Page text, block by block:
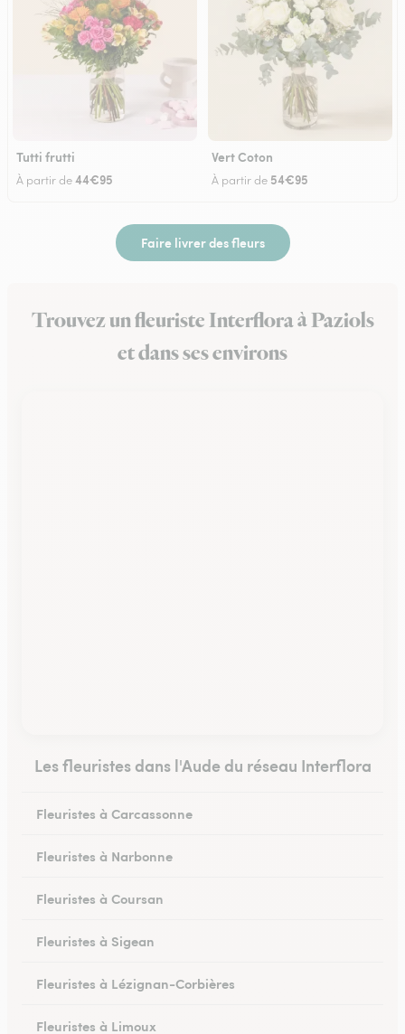
Tutti frutti
À partir de44€95
Vert Coton
À partir de 54€95
Faire livrer des fleurs
Trouvez un fleuriste Interflora à Paziols
et dans ses environs
Les fleuristes dans l'Aude du réseau Interflora
Fleuristes à Carcassonne
Fleuristes à Narbonne
Fleuristes à Coursan
Fleuristes à Sigean
Fleuristes à Lézignan-Corbières
Fleuristes à Limoux